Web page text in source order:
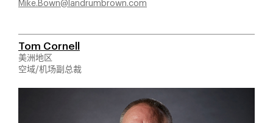
Mike.Bown@landrumbrown.com
Tom Cornell
美洲地区
空域/机场副总裁